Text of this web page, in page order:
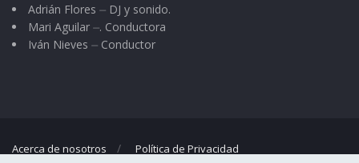
Adrián Flores ⏤ DJ y sonido.
Mari Aguilar ⏤. Conductora
Iván Nieves ⏤ Conductor
Acerca de nosotros Política de Privacidad